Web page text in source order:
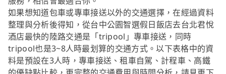
如果想知道包車或專車接送以外的交通選擇，在經過資料
整理與分析後得知，從台中公園智選假日飯店去台北君悅
酒店最快的陸路交通是「tripool」專車接送，同時
tripool也是3~8人時最划算的交通方式。以下表格中的資
料是預設在3人時，專車接送、租車自駕、計程車、高鐵